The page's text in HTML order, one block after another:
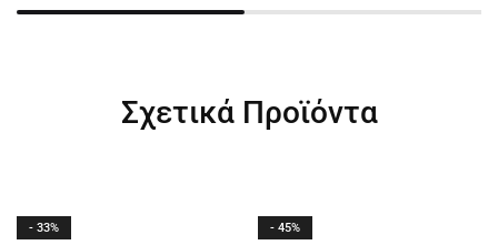
Σχετικά Προϊόντα
- 33% - 45%